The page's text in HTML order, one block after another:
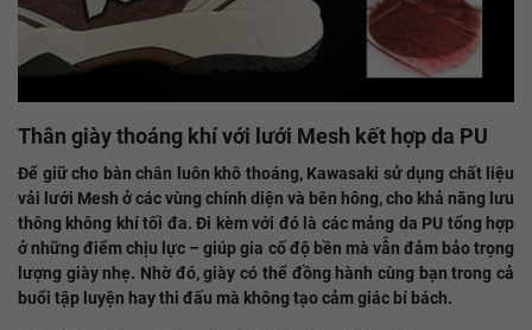
Thân giày thoáng khí với lưới Mesh kết hợp da PU
Để giữ cho bàn chân luôn khô thoáng, Kawasaki sử dụng chất liệu
vải lưới Mesh ở các vùng chính diện và bên hông, cho khả năng lưu
thông không khí tối đa. Đi kèm với đó là các mảng da PU tổng hợp
ở những điểm chịu lực – giúp gia cố độ bền mà vẫn đảm bảo trọng
lượng giày nhẹ. Nhờ đó, giày có thể đồng hành cùng bạn trong cả
buổi tập luyện hay thi đấu mà không tạo cảm giác bí bách.